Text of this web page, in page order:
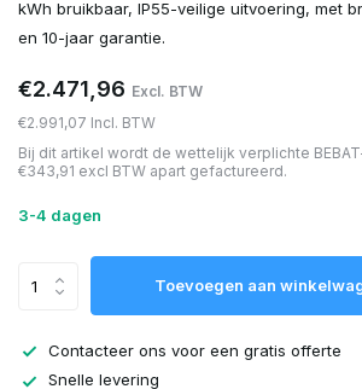
kWh bruikbaar, IP55-veilige uitvoering, met
en 10-jaar garantie.
€2.471,96 Excl. BTW
€2.991,07 Incl. BTW
Bij dit artikel wordt de wettelijk verplichte
€343,91 excl BTW apart gefactureerd.
3-4 dagen
Toevoegen aan
Contacteer ons voor een gratis offerte
Snelle levering